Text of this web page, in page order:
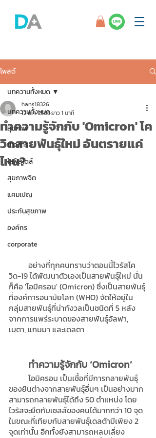
โพสต์
บทความทั้งหมด
สุขภาพ
ข่าวสาร
ไลฟ์สไตล์
สุขภาพจิต
แคมเปญ
ประกันสุขภาพ
องค์กร
corporate
บทความทั้งหมด
ทำความรู้จักกับ 'Omicron' โค
วิดสายพันธุ์ใหม่ อันตรายแค่
ไหน?
hans18326
12 ม.ค. 2565ยาว 1 นาที
วิด-19 ได้พัฒนาตัวเองเป็นสายพันธุ์ใหม่ นั่น
ก็คือ 'โอมิครอน' (Omicron) ซึ่งเป็นสายพันธุ์
ที่องค์การอนามัยโลก (WHO) จัดให้อยู่ใน
กลุ่มสายพันธุ์ที่น่ากังวลเป็นชนิดที่ 5 หลัง
จากการแพร่ระบาดของสายพันธุ์อัลฟา,
เบตา, แกมมา และเดลตา
ทำความรู้จักกับ ‘Omicron’
ของยีนต่างจากสายพันธุ์อื่นๆ เป็นอย่างมาก
สามารถกลายพันธุ์ได้ถึง 50 ตำแหน่ง โดย
ไวรัสจะยึดกับเซลล์ของคนได้มากกว่า 10 จุด
ในขณะที่เทียบกับสายพันธุ์เดลต้ามีเพียง 2
จุดเท่านั้น อีกทั้งยังสามารถหลบเลี่ยง